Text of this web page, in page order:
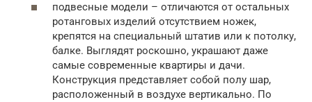
подвесные модели – отличаются от остальных
ротанговых изделий отсутствием ножек,
крепятся на специальный штатив или к потолку,
балке. Выглядят роскошно, украшают даже
самые современные квартиры и дачи.
Конструкция представляет собой полу шар,
расположенный в воздухе вертикально. По